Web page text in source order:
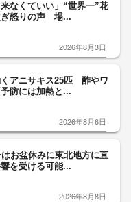
なくていい」“世界一”花
ぎ怒りの声 場...
2026年8月3日
くアニサキス25匹 酢やワ
防には加熱と...
2026年8月6日
はお盆休みに東北地方に直
を受ける可能...
2026年8月8日